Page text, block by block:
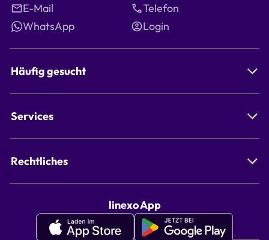
E-Mail
Telefon
WhatsApp
Login
Häufig gesucht
Services
Rechtliches
linexo App
Apple Google